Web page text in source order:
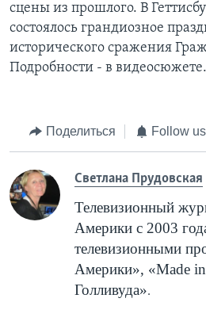
сцены из прошлого. В
состоялось грандиозное
исторического сражения
Подробности - в видеосюжете.
Поделиться Follow us
Cветлана Прудовская
Телевизионный
Америки с 2003
телевизионными
Америки», «Made in
Голливуда».